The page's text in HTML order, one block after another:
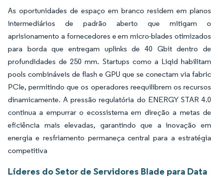
As oportunidades de espaço em branco residem em planos
intermediários de padrão aberto que mitigam o
aprisionamento a fornecedores e em micro-blades otimizados
para borda que entregam uplinks de 40 Gbit dentro de
profundidades de 250 mm. Startups como a Liqid habilitam
pools combináveis de flash e GPU que se conectam via fabric
PCIe, permitindo que os operadores reequilibrem os recursos
dinamicamente. A pressão regulatória do ENERGY STAR 4.0
continua a empurrar o ecossistema em direção a metas de
eficiência mais elevadas, garantindo que a inovação em
energia e resfriamento permaneça central para a estratégia
competitiva
Líderes do Setor de Servidores Blade para Data